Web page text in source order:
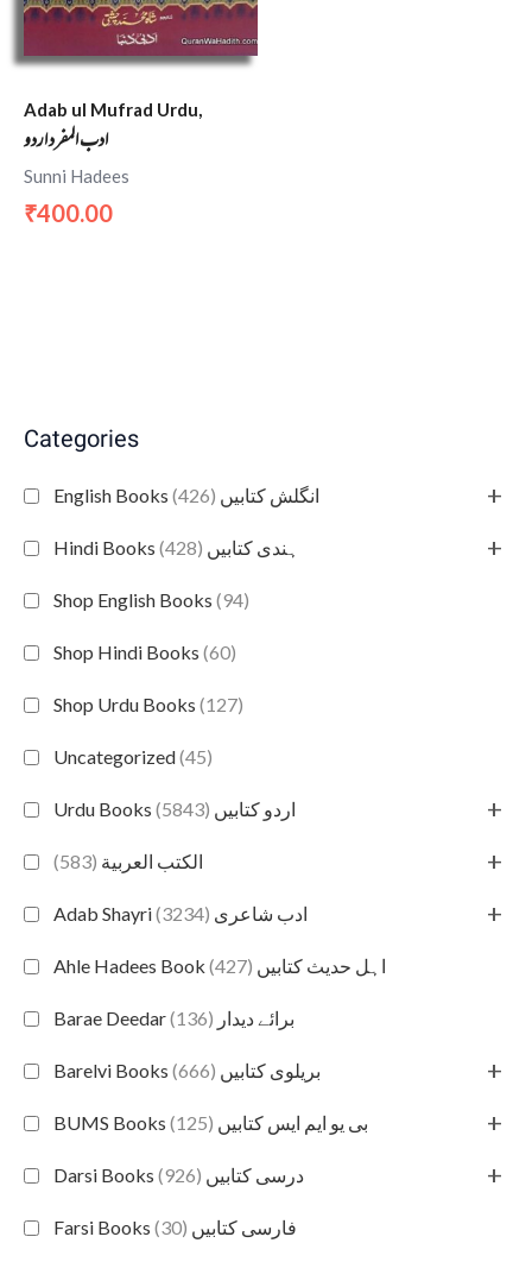
Categories
English Books انگلش کتابیں (426) +
Hindi Books ہندی کتابیں (428) +
Shop English Books (94)
Shop Hindi Books (60)
Shop Urdu Books (127)
Uncategorized(45)
Urdu Books اردو کتابیں (5843) +
الكتب العربية (583) +
Adab Shayri ادب شاعری (3234) +
Ahle Hadees Book اہل حدیث کتابیں (427)
Barae Deedar برائے دیدار (136)
Barelvi Books بریلوی کتابیں (666) +
BUMS Books بی یو ایم ایس کتابیں (125) +
Darsi Books درسی کتابیں (926) +
Farsi Books فارسی کتابیں (30)
Adab ul Mufrad Urdu,
ادب المفرد اردو
Sunni Hadees
₹400.00